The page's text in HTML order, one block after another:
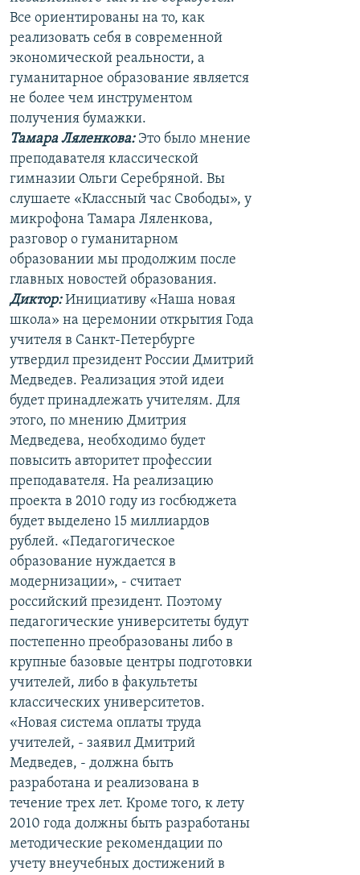
Все ориентированы на то, как
реализовать себя в современной
экономической реальности, а
гуманитарное образование является
не более чем инструментом
получения бумажки.
Тамара Ляленкова:Это было мнение
преподавателя классической
гимназии Ольги Серебряной. Вы
слушаете «Классный час Свободы», у
микрофона Тамара Ляленкова,
разговор о гуманитарном
образовании мы продолжим после
главных новостей образования.
Диктор:Инициативу «Наша новая
школа» на церемонии открытия Года
учителя в Санкт-Петербурге
утвердил президент России Дмитрий
Медведев. Реализация этой идеи
будет принадлежать учителям. Для
этого, по мнению Дмитрия
Медведева, необходимо будет
повысить авторитет профессии
преподавателя. На реализацию
проекта в 2010 году из госбюджета
будет выделено 15 миллиардов
рублей. «Педагогическое
образование нуждается в
модернизации», - считает
российский президент. Поэтому
педагогические университеты будут
постепенно преобразованы либо в
крупные базовые центры подготовки
учителей, либо в факультеты
классических университетов.
«Новая система оплаты труда
учителей, - заявил Дмитрий
Медведев, - должна быть
разработана и реализована в
течение трех лет. Кроме того, к лету
2010 года должны быть разработаны
методические рекомендации по
учету внеучебных достижений в